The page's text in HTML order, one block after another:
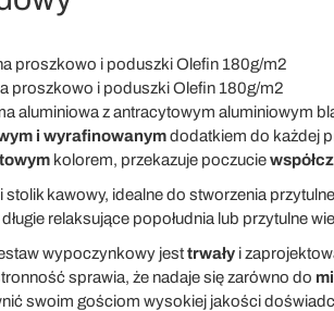
proszkowo i poduszki Olefin 180g/m2
proszkowo i poduszki Olefin 180g/m2
aluminiowa z antracytowym aluminiowym
i wyrafinowanymdodatkiem do każdej
kolorem, przekazuje poczucie
kawowy, idealne do stworzenia
relaksujące popołudnia lub przytulne
wypoczynkowy jesttrwałyi
sprawia, że nadaje się zarówno do
swoim gościom wysokiej jakości